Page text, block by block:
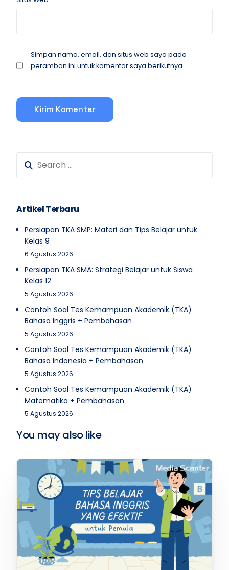
Simpan nama, email, dan situs web saya pada
peramban ini untuk komentar saya berikutnya.
Artikel Terbaru
Persiapan TKA SMP: Materi dan Tips Belajar untuk
Kelas 9
6 Agustus 2026
Persiapan TKA SMA: Strategi Belajar untuk Siswa
Kelas 12
5 Agustus 2026
Contoh Soal Tes Kemampuan Akademik (TKA)
Bahasa Inggris + Pembahasan
5 Agustus 2026
Contoh Soal Tes Kemampuan Akademik (TKA)
Bahasa Indonesia + Pembahasan
5 Agustus 2026
Contoh Soal Tes Kemampuan Akademik (TKA)
Matematika + Pembahasan
5 Agustus 2026
You may also like